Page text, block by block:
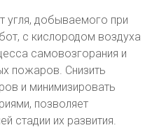
угля, добываемого при
с кислородом воздуха
самовозгорания и
пожаров. Снизить
и минимизировать
позволяет
стадии их развития.